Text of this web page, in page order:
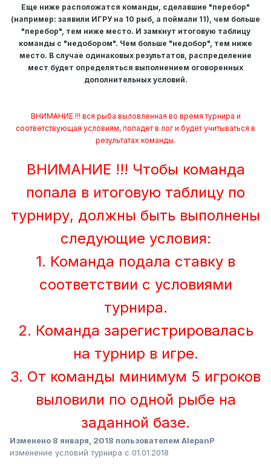
Еще ниже расположатся команды, сделавшие "перебор"
(например: заявили ИГРУ на 10 рыб, а поймали 11), чем больше
"перебор", тем ниже место. И замкнут итоговую таблицу
команды с "недобором". Чем больше "недобор", тем ниже
место. В случае одинаковых результатов, распределение
мест будет определяться выполнением оговоренных
дополнительных условий.
ВНИМАНИЕ !!! вся рыба выловленная во время турнира и
соответствующая условиям, попадет в лог и будет учитываться в
результатах команды.
ВНИМАНИЕ !!! Чтобы команда
попала в итоговую таблицу по
турниру, должны быть выполнены
следующие условия:
1. Команда подала ставку в
соответствии с условиями
турнира.
2. Команда зарегистрировалась
на турнир в игре.
3. От команды минимум 5 игроков
выловили по одной рыбе на
заданной базе.
Изменено 8 января, 2018 пользователем AlepanP
изменение условий турнира с 01.01.2018